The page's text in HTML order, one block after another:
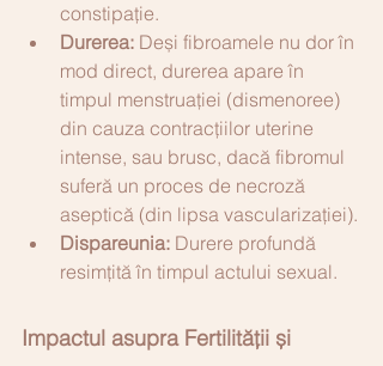
constipație.
Durerea: Deși fibroamele nu dor în
mod direct, durerea apare în
timpul menstruației (dismenoree)
din cauza contracțiilor uterine
intense, sau brusc, dacă fibromul
suferă un proces de necroză
aseptică (din lipsa vascularizației).
Dispareunia: Durere profundă
resimțită în timpul actului sexual.
Impactul asupra Fertilității și